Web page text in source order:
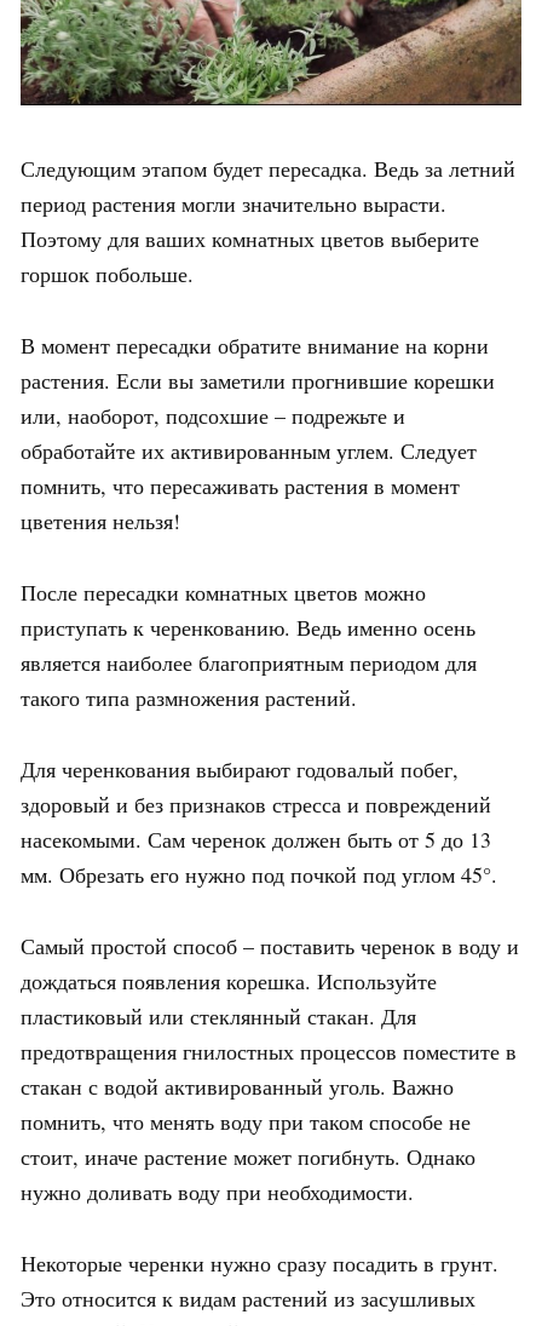
Следующим этапом будет пересадка. Ведь за летний
период растения могли значительно вырасти.
Поэтому для ваших комнатных цветов выберите
горшок побольше.
В момент пересадки обратите внимание на корни
растения. Если вы заметили прогнившие корешки
или, наоборот, подсохшие – подрежьте и
обработайте их активированным углем. Следует
помнить, что пересаживать растения в момент
цветения нельзя!
После пересадки комнатных цветов можно
приступать к черенкованию. Ведь именно осень
является наиболее благоприятным периодом для
такого типа размножения растений.
Для черенкования выбирают годовалый побег,
здоровый и без признаков стресса и повреждений
насекомыми. Сам черенок должен быть от 5 до 13
мм. Обрезать его нужно под почкой под углом 45°.
Самый простой способ – поставить черенок в воду и
дождаться появления корешка. Используйте
пластиковый или стеклянный стакан. Для
предотвращения гнилостных процессов поместите в
стакан с водой активированный уголь. Важно
помнить, что менять воду при таком способе не
стоит, иначе растение может погибнуть. Однако
нужно доливать воду при необходимости.
Некоторые черенки нужно сразу посадить в грунт.
Это относится к видам растений из засушливых